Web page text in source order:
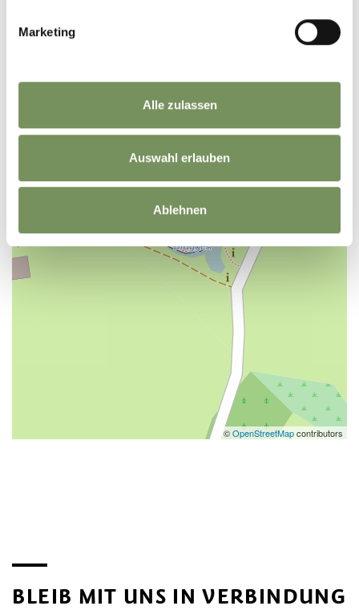
Marketing
Alle zulassen
Auswahl erlauben
Ablehnen
+
©OpenStreetMapcontributors
BLEIB MIT UNS IN VERBINDUNG